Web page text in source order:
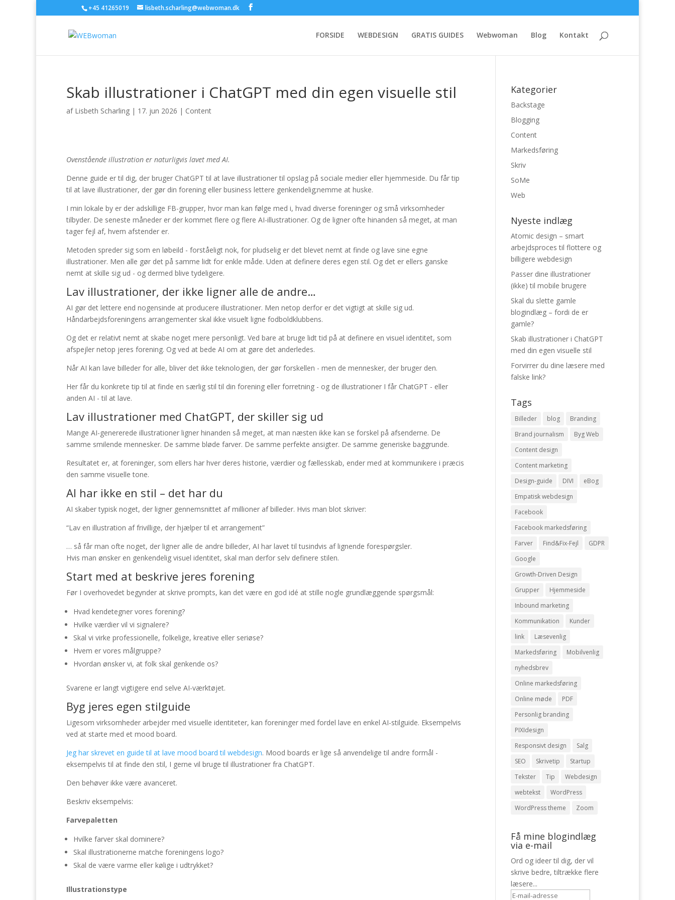
+45 41265019 lisbeth.scharling@webwoman.dk
FORSIDE WEBDESIGN GRATIS GUIDES Webwoman Blog Kontakt
Skab illustrationer i ChatGPT med din egen visuelle stil
af Lisbeth Scharling | 17. jun 2026 | Content
Ovenstående illustration er naturligvis lavet med AI.
Denne guide er til dig, der bruger ChatGPT til at lave illustrationer til opslag på sociale medier eller hjemmeside. Du får tip
til at lave illustrationer, der gør din forening eller business lettere genkendelig;nemme at huske.
I min lokale by er der adskillige FB-grupper, hvor man kan følge med i, hvad diverse foreninger og små virksomheder
tilbyder. De seneste måneder er der kommet flere og flere AI-illustrationer. Og de ligner ofte hinanden så meget, at man
tager fejl af, hvem afstender er.
Metoden spreder sig som en løbeild - forståeligt nok, for pludselig er det blevet nemt at finde og lave sine egne
illustrationer. Men alle gør det på samme lidt for enkle måde. Uden at definere deres egen stil. Og det er ellers ganske
nemt at skille sig ud - og dermed blive tydeligere.
Lav illustrationer, der ikke ligner alle de andre…
AI gør det lettere end nogensinde at producere illustrationer. Men netop derfor er det vigtigt at skille sig ud.
Håndarbejdsforeningens arrangementer skal ikke visuelt ligne fodboldklubbens.
Og det er relativt nemt at skabe noget mere personligt. Ved bare at bruge lidt tid på at definere en visuel identitet, som
afspejler netop jeres forening. Og ved at bede AI om at gøre det anderledes.
Når AI kan lave billeder for alle, bliver det ikke teknologien, der gør forskellen - men de mennesker, der bruger den.
Her får du konkrete tip til at finde en særlig stil til din forening eller forretning - og de illustrationer I får ChatGPT - eller
anden AI - til at lave.
Lav illustrationer med ChatGPT, der skiller sig ud
Mange AI-genererede illustrationer ligner hinanden så meget, at man næsten ikke kan se forskel på afsenderne. De
samme smilende mennesker. De samme bløde farver. De samme perfekte ansigter. De samme generiske baggrunde.
Resultatet er, at foreninger, som ellers har hver deres historie, værdier og fællesskab, ender med at kommunikere i præcis
den samme visuelle tone.
AI har ikke en stil – det har du
AI skaber typisk noget, der ligner gennemsnittet af millioner af billeder. Hvis man blot skriver:
“Lav en illustration af frivillige, der hjælper til et arrangement”
… så får man ofte noget, der ligner alle de andre billeder, AI har lavet til tusindvis af lignende forespørgsler.
Hvis man ønsker en genkendelig visuel identitet, skal man derfor selv definere stilen.
Start med at beskrive jeres forening
Før I overhovedet begynder at skrive prompts, kan det være en god idé at stille nogle grundlæggende spørgsmål:
Hvad kendetegner vores forening?
Hvilke værdier vil vi signalere?
Skal vi virke professionelle, folkelige, kreative eller seriøse?
Hvem er vores målgruppe?
Hvordan ønsker vi, at folk skal genkende os?
Svarene er langt vigtigere end selve AI-værktøjet.
Byg jeres egen stilguide
Ligesom virksomheder arbejder med visuelle identiteter, kan foreninger med fordel lave en enkel AI-stilguide. Eksempelvis
ved at starte med et mood board.
Jeg har skrevet en guide til at lave mood board til webdesign. Mood boards er lige så anvendelige til andre formål -
eksempelvis til at finde den stil, I gerne vil bruge til illustrationer fra ChatGPT.
Den behøver ikke være avanceret.
Beskriv eksempelvis:
Farvepaletten
Hvilke farver skal dominere?
Skal illustrationerne matche foreningens logo?
Skal de være varme eller kølige i udtrykket?
Illustrationstype
Kategorier
Backstage
Blogging
Content
Markedsføring
Skriv
SoMe
Web
Nyeste indlæg
Atomic design – smart
arbejdsproces til flottere og
billigere webdesign
Passer dine illustrationer
(ikke) til mobile brugere
Skal du slette gamle
blogindlæg – fordi de er
gamle?
Skab illustrationer i ChatGPT
med din egen visuelle stil
Forvirrer du dine læsere med
falske link?
Tags
Billeder blog
Branding
Brand journalism
Byg Web
Content design
Content marketing
Design-guide
DIVI
eBog
Empatisk webdesign
Facebook
Facebook markedsføring
Farver
Find&Fix-Fejl
GDPR
Google
Growth-Driven Design
Grupper
Hjemmeside
Inbound marketing
Kommunikation
Kunder
link
Læsevenlig
Markedsføring
Mobilvenlig
nyhedsbrev
Online markedsføring
Online møde
PDF
Personlig branding
PIXIdesign
Responsivt design
Salg
SEO
Skrivetip
Startup
Tekster
Tip
Webdesign
webtekst
WordPress
WordPress theme
Zoom
Få mine blogindlæg
via e-mail
Ord og ideer til dig, der vil
skrive bedre, tiltrække flere
læsere...
E-